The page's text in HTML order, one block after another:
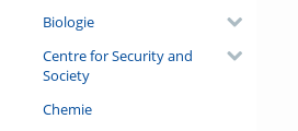
Biologie
Centre for Security and
Society
Chemie